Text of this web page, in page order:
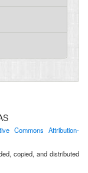
Commons Attribution-
copied, and distributed